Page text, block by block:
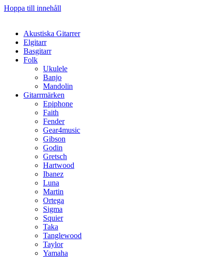
Hoppa till innehåll
Akustiska Gitarrer
Elgitarr
Basgitarr
Folk
Ukulele
Banjo
Mandolin
Gitarrmärken
Epiphone
Faith
Fender
Gear4music
Gibson
Godin
Gretsch
Hartwood
Ibanez
Luna
Martin
Ortega
Sigma
Squier
Taka
Tanglewood
Taylor
Yamaha